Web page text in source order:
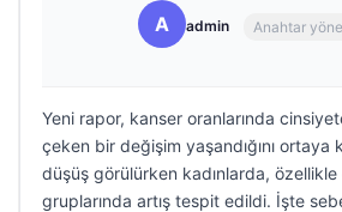
A admin Anahtar
Yeni rapor, kanser oranlarında
çeken bir değişim yaşandığını
düşüş görülürken kadınlarda,
gruplarında artış tespit edildi. İşte